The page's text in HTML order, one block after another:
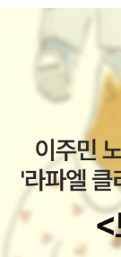
하거나 결혼을 한
유가 있어서가 아
경험을 하면서 누
라,라는 책을 읽는
는걸까? 하긴. 요
지 않다는 생각을
거야. 그렇게라도
지고 조금 더 너그
더 서로를 보듬으며 살아
만 내겐 없는 만화